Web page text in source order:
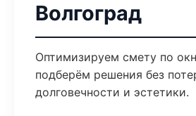
Волгоград
Оптимизируем смету по
подберём решения без
долговечности и эстетики.